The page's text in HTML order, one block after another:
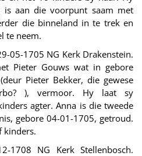
is aan die voorpunt saam met
die binneland in te trek en
te neem.
05-1705 NG Kerk Drakenstein.
Pieter Gouws wat in gebore
Pieter Bekker, die gewese
), vermoor. Hy laat sy
agter. Anna is die tweede
gebore 04-01-1705, getroud.
kinders.
1708 NG Kerk Stellenbosch.